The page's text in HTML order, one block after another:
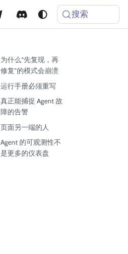
搜索
为什么“先复现，再
修复”的模式会崩溃
运行手册必须重写
真正能捕捉 Agent 故
障的告警
页面另一端的人
Agent 的可观测性不
是更多的仪表盘